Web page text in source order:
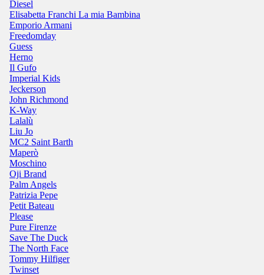
Diesel
Elisabetta Franchi La mia Bambina
Emporio Armani
Freedomday
Guess
Herno
Il Gufo
Imperial Kids
Jeckerson
John Richmond
K-Way
Lalalù
Liu Jo
MC2 Saint Barth
Maperò
Moschino
Oji Brand
Palm Angels
Patrizia Pepe
Petit Bateau
Please
Pure Firenze
Save The Duck
The North Face
Tommy Hilfiger
Twinset